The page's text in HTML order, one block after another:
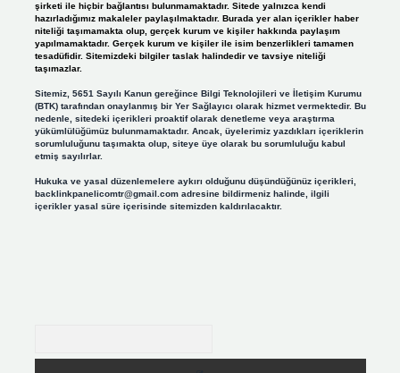
şirketi ile hiçbir bağlantısı bulunmamaktadır. Sitede yalnızca kendi
hazırladığımız makaleler paylaşılmaktadır. Burada yer alan içerikler haber
niteliği taşımamakta olup, gerçek kurum ve kişiler hakkında paylaşım
yapılmamaktadır. Gerçek kurum ve kişiler ile isim benzerlikleri tamamen
tesadüfidir. Sitemizdeki bilgiler taslak halindedir ve tavsiye niteliği
taşımazlar.
Sitemiz, 5651 Sayılı Kanun gereğince Bilgi Teknolojileri ve İletişim Kurumu
(BTK) tarafından onaylanmış bir Yer Sağlayıcı olarak hizmet vermektedir. Bu
nedenle, sitedeki içerikleri proaktif olarak denetleme veya araştırma
yükümlülüğümüz bulunmamaktadır. Ancak, üyelerimiz yazdıkları içeriklerin
sorumluluğunu taşımakta olup, siteye üye olarak bu sorumluluğu kabul
etmiş sayılırlar.
Hukuka ve yasal düzenlemelere aykırı olduğunu düşündüğünüz içerikleri,
backlinkpanelicomtr@gmail.comadresine bildirmeniz halinde, ilgili
içerikler yasal süre içerisinde sitemizden kaldırılacaktır.